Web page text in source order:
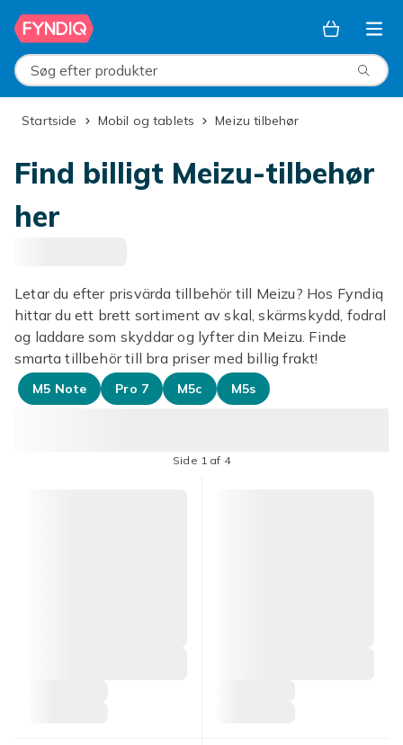
Spring til hovedindhold
Søg efter produkter
Startside Mobil og tablets Meizu tilbehør
Find billigt Meizu-tilbehør
her
Letar du efter prisvärda tillbehör till Meizu? Hos Fyndiq
hittar du ett brett sortiment av skal, skärmskydd, fodral
og laddare som skyddar og lyfter din Meizu. Finde
smarta tillbehör till bra priser med billig frakt!
M5 Note Pro 7 M5c M5s
Side 1 af 4